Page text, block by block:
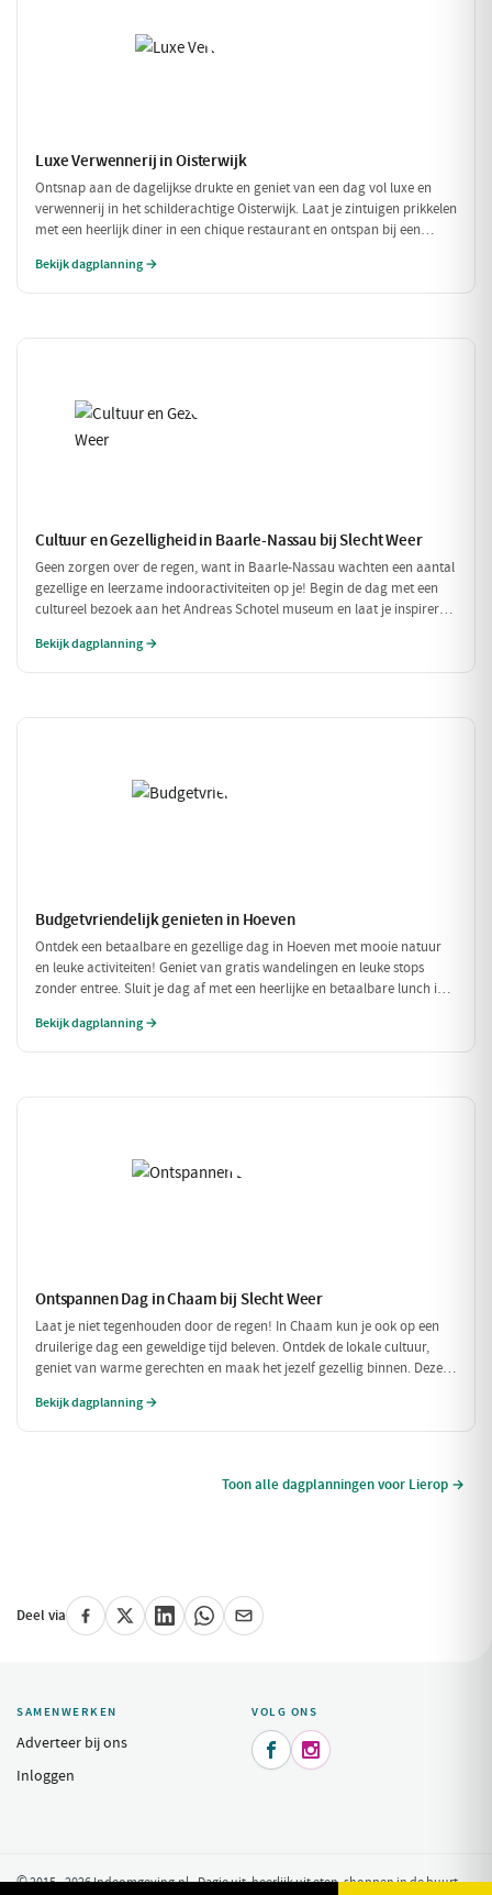
Luxe Verwennerij in Oisterwijk
Ontsnap aan de dagelijkse drukte en geniet van een dag vol luxe en
verwennerij in het schilderachtige Oisterwijk. Laat je zintuigen prikkelen
met een heerlijk diner in een chique restaurant en ontspan bij een
in de watten te leggen.
Bekijk dagplanning →
Cultuur en Gezelligheid in Baarle-Nassau bij Slecht Weer
Geen zorgen over de regen, want in Baarle-Nassau wachten een aantal
gezellige en leerzame indooractiviteiten op je! Begin de dag met een
cultureel bezoek aan het Andreas Schotel museum en laat je inspireren
knusse Grand Café De Beerze voordat je weer verder gaat met een
Bekijk dagplanning →
Budgetvriendelijk genieten in Hoeven
Ontdek een betaalbare en gezellige dag in Hoeven met mooie natuur
en leuke activiteiten! Geniet van gratis wandelingen en leuke stops
zonder entree. Sluit je dag af met een heerlijke en betaalbare lunch in
Bekijk dagplanning →
Ontspannen Dag in Chaam bij Slecht Weer
Laat je niet tegenhouden door de regen! In Chaam kun je ook op een
druilerige dag een geweldige tijd beleven. Ontdek de lokale cultuur,
geniet van warme gerechten en maak het jezelf gezellig binnen. Deze
wilt genieten van alles wat Chaam te bieden heeft.
Bekijk dagplanning →
Toon alle dagplanningen voor Lierop →
Deel via
SAMENWERKEN
Adverteer bij ons
Inloggen
VOLG ONS
 
© 2015 - 2026 Indeomgeving.nl - Dagje uit, heerlijk uit eten, shoppen in de buurt